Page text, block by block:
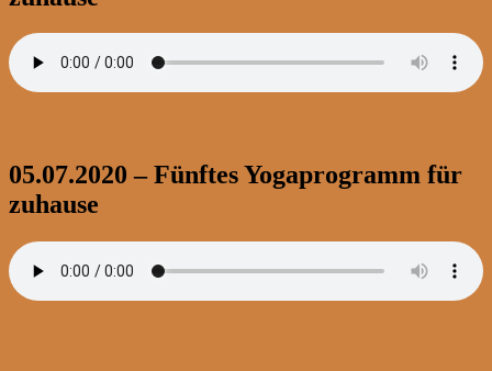
05.07.2020 – Fünftes Yogaprogramm für
zuhause